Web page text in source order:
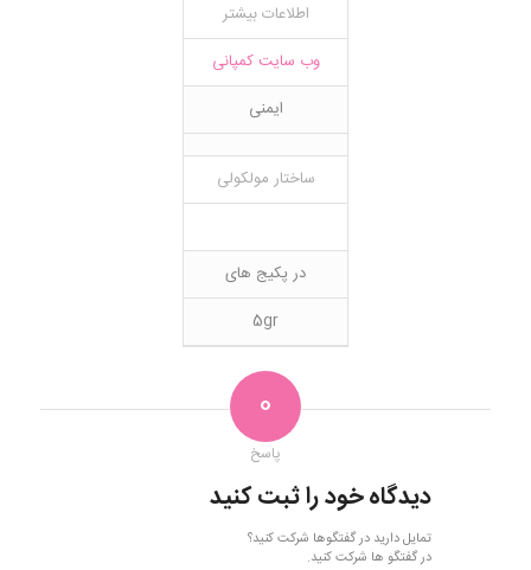
اطلاعات بیشتر
وب سایت کمپانی
ایمنی
ساختار مولکولی
در پکیج های
5gr
0
پاسخ
دیدگاه خود را ثبت کنید
تمایل دارید در گفتگوها شرکت کنید؟
در گفتگو ها شرکت کنید.